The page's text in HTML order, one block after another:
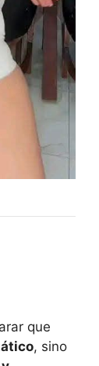
que
, sino